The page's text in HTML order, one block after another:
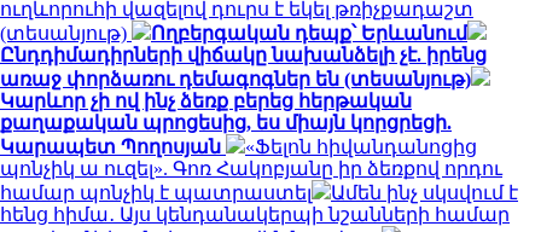
ուղևորուհի վազելով դուրս է եկել թռիչքադաշտ
(տեսանյութ)
Ողբերգական դեպք՝ Երևանում
Ընդդիմադիրների վիճակը նախանձելի չէ. իրենց
առաջ փորձառու դեմագոգներ են (տեսանյութ)
Կարևոր չի ով ինչ ձեռք բերեց հերթական
քաղաքական պրոցեսից, ես միայն կորցրեցի.
Կարապետ Պողոսյան
«Ֆելոն հիվանդանոցից
պոնչիկ ա ուզել». Գոռ Հակոբյանը իր ձեռքով որդու
համար պոնչիկ է պատրաստել
Ամեն ինչ սկսվում է
հենց հիմա․ Այս կենդանակերպի նշանների համար